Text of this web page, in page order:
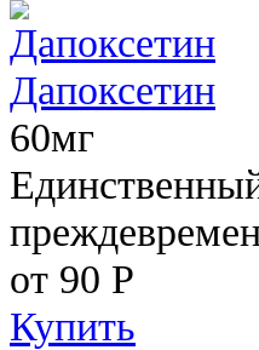
Дапоксетин
60мг
от 90 Р
Купить